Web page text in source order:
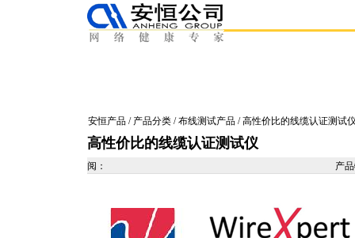
安恒产品 / 产品分类 /布线测试产品 / 高性价比的线缆认证测试
高性价比的线缆认证测试仪
阅： 产